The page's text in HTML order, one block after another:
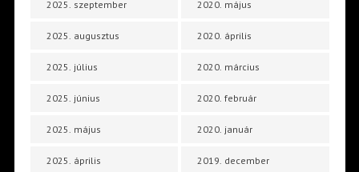
2025. szeptember
2025. augusztus
2025. július
2025. június
2025. május
2025. április
2020. május
2020. április
2020. március
2020. február
2020. január
2019. december